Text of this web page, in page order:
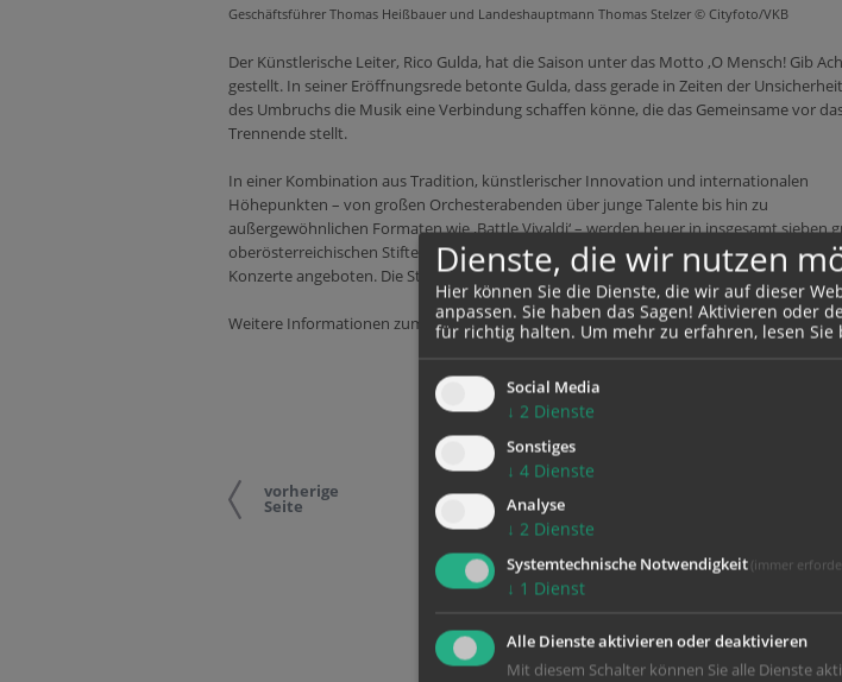
Geschäftsführer Thomas Heißbauer und Landeshauptmann Thomas Stelzer © Cityfoto/VKB
Der Künstlerische Leiter, Rico Gulda, hat die Saison unter das Motto ‚O Mensch! Gib
gestellt. In seiner Eröffnungsrede betonte Gulda, dass gerade in Zeiten der
des Umbruchs die Musik eine Verbindung schaffen könne, die das Gemeinsame vor
Trennende stellt.
In einer Kombination aus Tradition, künstlerischer Innovation und internationalen
Höhepunkten – von großen Orchesterabenden über junge Talente bis hin zu
außergewöhnlichen Formaten wie ‚Battle Vivaldi‘ – werden heuer in insgesamt sieben
oberösterreichischen Stiften, dieses Jahr erstmals auch wieder in Engelszell, insgesamt
Konzerte angeboten. Die Stiftskonzerte-Saison endet am Wochenende 25./26. Juli.
Weitere Informationen zum Programm unterwww.stiftskonzerte.at
vorherige
Seite
Dienste, die wir nutzen
Hier können Sie die Dienste, die wir auf dieser
anpassen. Sie haben das Sagen! Aktivieren oder
für richtig halten. Um mehr zu erfahren, lesen Sie
Social Media
↓ 2 Dienste
Sonstiges
↓ 4 Dienste
Analyse
↓ 2 Dienste
Systemtechnische Notwendigkeit (immer
↓ 1 Dienst
Alle Dienste aktivieren oder deaktivieren
Mit diesem Schalter können Sie alle Dienste